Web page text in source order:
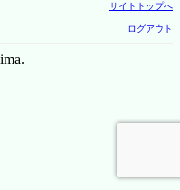
サイトトップへ
ログアウト